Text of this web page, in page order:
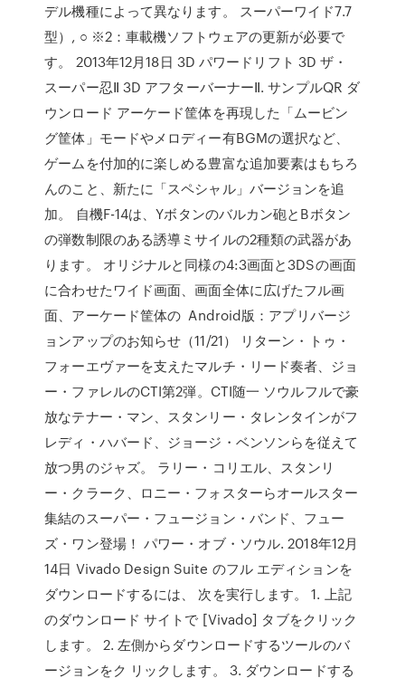
デル機種によって異なります。 スーパーワイド7.7
型）, ○ ※2：車載機ソフトウェアの更新が必要で
す。 2013年12月18日 3D パワードリフト 3D ザ・
スーパー忍Ⅱ 3D アフターバーナーⅡ. サンプルQR ダ
ウンロード アーケード筐体を再現した「ムービン
グ筐体」モードやメロディー有BGMの選択など、
ゲームを付加的に楽しめる豊富な追加要素はもちろ
んのこと、新たに「スペシャル」バージョンを追
加。 自機F-14は、Yボタンのバルカン砲とBボタン
の弾数制限のある誘導ミサイルの2種類の武器があ
ります。 オリジナルと同様の4:3画面と3DSの画面
に合わせたワイド画面、画面全体に広げたフル画
面、アーケード筐体の Android版：アプリバージ
ョンアップのお知らせ（11/21） リターン・トゥ・
フォーエヴァーを支えたマルチ・リード奏者、ジョ
ー・ファレルのCTI第2弾。CTI随一 ソウルフルで豪
放なテナー・マン、スタンリー・タレンタインがフ
レディ・ハバード、ジョージ・ベンソンらを従えて
放つ男のジャズ。 ラリー・コリエル、スタンリ
ー・クラーク、ロニー・フォスターらオールスター
集結のスーパー・フュージョン・バンド、フュー
ズ・ワン登場！ パワー・オブ・ソウル. 2018年12月
14日 Vivado Design Suite のフル エディションを
ダウンロードするには、 次を実行します。 1. 上記
のダウンロード サイトで [Vivado] タブをクリック
します。 2. 左側からダウンロードするツールのバ
ージョンをク リックします。 3. ダウンロードする